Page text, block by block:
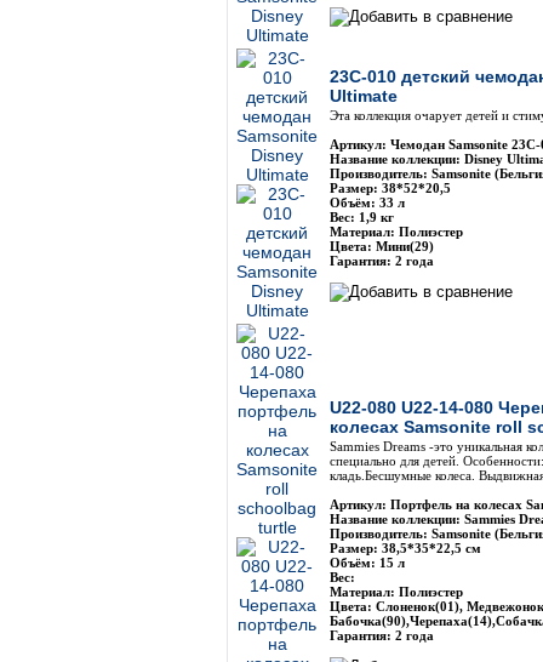
23C-010 детский
Ultimate
Эта коллекция очарует детей и
Артикул: Чемодан Samsonite 23C-
Название коллекции: Disney
Производитель: Samsonite
Размер: 38*52*20,5
Объём: 33 л
Вес: 1,9 кг
Материал: Полиэстер
Цвета: Мини(29)
Гарантия: 2 года
U22-080 U22-14-080
колесах Samsonite roll
Sammies Dreams -это уникальная
специально для детей.
кладь.Бесшумные колеса.
Артикул: Портфель на колесах
Название коллекции: Sammies
Производитель: Samsonite
Размер: 38,5*35*22,5 см
Объём: 15 л
Вес:
Материал: Полиэстер
Цвета: Слоненок(01),
Гарантия: 2 года